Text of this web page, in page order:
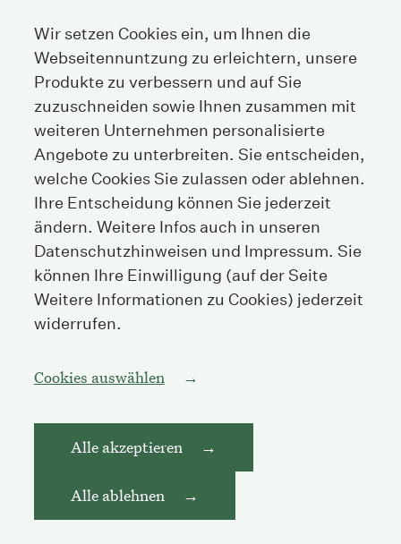
Stockerstrasse 38
8002 Zürich
Schweiz
Tel
+41 44 208 25 25
Fax
+41 44 208 25 26
E-Mail
info@streichenberg.ch
Hier finden Sie uns
Kontakt
Impressum
Wir setzen Cookies ein, um Ihnen die
Webseitennuntzung zu erleichtern, unsere
Produkte zu verbessern und auf Sie
zuzuschneiden sowie Ihnen zusammen mit
weiteren Unternehmen personalisierte
Angebote zu unterbreiten. Sie entscheiden,
welche Cookies Sie zulassen oder ablehnen.
Ihre Entscheidung können Sie jederzeit
ändern. Weitere Infos auch in unseren
Datenschutzhinweisen und Impressum. Sie
können Ihre Einwilligung (auf der Seite
Weitere Informationen zu Cookies) jederzeit
widerrufen.
Cookies auswählen
Alle akzeptieren
Alle ablehnen